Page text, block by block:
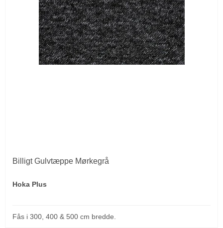
Billigt Gulvtæppe Mørkegrå
Hoka Plus
Fås i 300, 400 & 500 cm bredde.